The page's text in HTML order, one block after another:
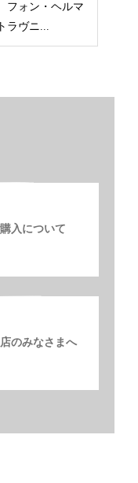
ォン・ヘルマ
ラヴニ...
入について
のみなさまへ